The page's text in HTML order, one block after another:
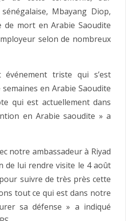
Mbayang Diop,
de mort en Arabie Saoudite
selon de nombreux
triste qui s’est
en Arabie Saoudite
qui est actuellement dans
en Arabie saoudite » a
notre ambassadeur à Riyad
de lui rendre visite le 4 août
suivre de très près cette
tout ce qui est dans notre
sa défense » a indiqué